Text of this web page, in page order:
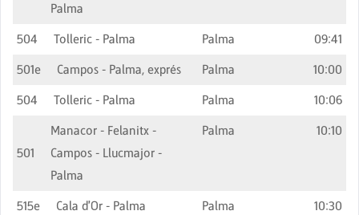
Palma
504 Tolleric - Palma Palma
09:41
501e
Campos - Palma, exprés Palma
10:00
504
Tolleric - Palma Palma 10:06
501
Manacor - Felanitx -
Campos - Llucmajor -
Palma
Palma 10:10
515e Cala d'Or - Palma Palma 10:30